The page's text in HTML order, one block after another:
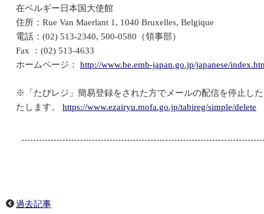
在ベルギー日本国大使館
住所：Rue Van Maerlant 1, 1040 Bruxelles, Belgique
電話：(02) 513-2340, 500-0580（領事部）
Fax ：(02) 513-4633
ホームページ： http://www.be.emb-japan.go.jp/japanese/
※「たびレジ」簡易登録をされた方でメールの配信を停止し
たします。 https://www.ezairyu.mofa.go.jp/tabireg/simple/delete
過去記事